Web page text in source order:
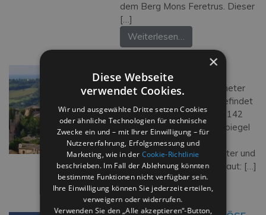
dem Berg Mons Feretrus. Dieser
[…]
Weiterlesen…
Gradara, nur wenige Kilometer
von der Küste entfernt, befindet
sich auf einer Anhöhe, die 142
Meter über dem Meeresspiegel
liegt. Das erste Dorf hat
seine Ursprung im Mittelalter und
wurde etwa 1150 aufgebaut: […]
Weiterlesen…
×
Diese Webseite
verwendet Cookies.
Wir und ausgewählte Dritte setzen Cookies
oder ähnliche Technologien für technische
Zwecke ein und – mit Ihrer Einwilligung – für
Nutzererfahrung, Erfolgsmessung und
Marketing, wie in der Cookie-Richtlinie
beschrieben. Im Fall der Ablehnung könnten
bestimmte Funktionen nicht verfügbar sein.
Ihre Einwilligung können Sie jederzeit erteilen,
verweigern oder widerrufen.
Verwenden Sie den „Alle akzeptieren“-Button,